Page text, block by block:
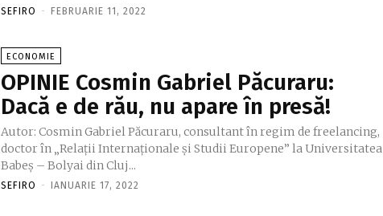
SEFIRO - FEBRUARIE 11, 2022
ECONOMIE
OPINIE Cosmin Gabriel Păcuraru:
Dacă e de rău, nu apare în presă!
Autor: Cosmin Gabriel Păcuraru, consultant în regim de freelancing,
doctor în „Relații Internaționale și Studii Europene” la Universitatea
Babeș – Bolyai din Cluj...
SEFIRO - IANUARIE 17, 2022